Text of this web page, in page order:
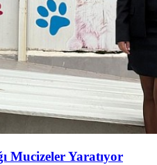
Mucizeler Yaratıyor